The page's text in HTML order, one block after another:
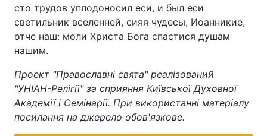
сто трудов уплодоносил еси, и был еси
светильник вселенней, сияя чудесы, Иоанникие,
отче наш: моли Христа Бога спастися душам
нашим.
Проект "Православні свята" реалізований
"УНІАН-Релігії" за сприяння Київської Духовної
Академії і Семінарії. При використанні матеріалу
посилання на джерело обов'язкове.